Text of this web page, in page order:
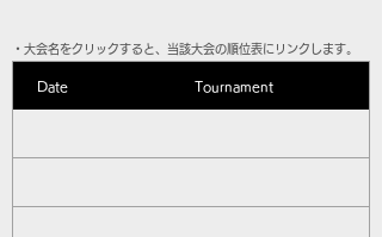
​・大会名をクリックすると、当該大会の順位表にリンクします。
Date Tournament